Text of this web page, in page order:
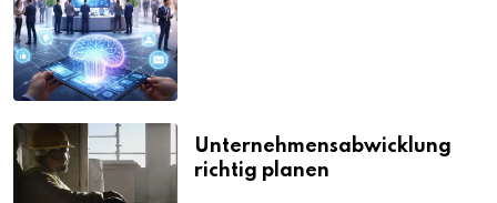
Unternehmensabwicklung
richtig planen